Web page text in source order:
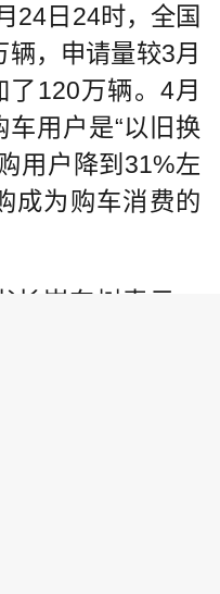
24日24时，全国
辆，申请量较3月
120万辆。4月
用户是“以旧换
用户降到31%左
成为购车消费的
长崔东树表示，